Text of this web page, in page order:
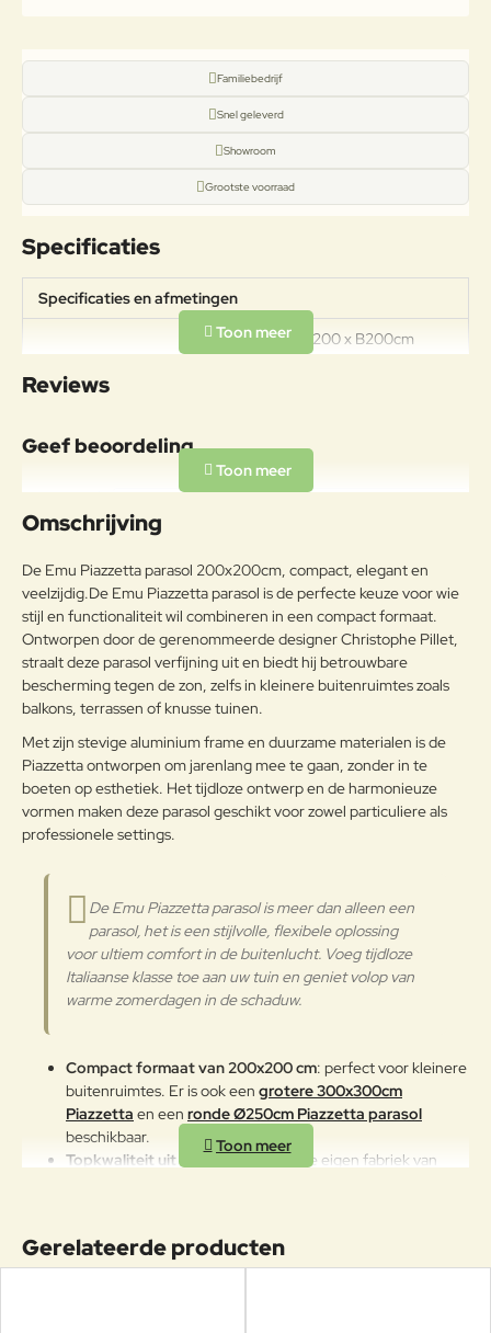
Familiebedrijf
Snel geleverd
Showroom
Grootste voorraad
Specificaties
Specificaties en afmetingen
Specificaties
Afmetingen: L200 x B200cm
Materiaal
Aluminium
Aluminiumlegeringen,
weersomstandigheden te
weerstaan en met poeder gelakt.
Onderhoudsadvies
Aluminium
Om het product lange tijd in
uitstekende staat te houden, raden
regelmatig te reinigen. Verricht de
reiniging vaker op plaatsen die
door een grote vochtigheid of een
zeeklimaat worden gekenmerkt.
langdurige en continue
blootstelling aan intense uv-
straling of aan erg lage
temperaturen kunnen de originele
eigenschappen van de mooie
om de producten wanneer ze
lange tijd niet gebruikt worden of
in de winter te reinigen en op een
beschermde plek op te bergen of
af te dekken met de parasolhoes.
Reviews
Geef beoordeling
Uw naam:
g:
Note:HTML-code wordt niet vertaald!
Waardering:
Waarderin
g:
Verder
Omschrijving
De Emu Piazzetta parasol 200x200cm, compact, elegant en
veelzijdig.De Emu Piazzetta parasol is de perfecte keuze voor wie
stijl en functionaliteit wil combineren in een compact formaat.
Ontworpen door de gerenommeerde designer Christophe Pillet,
straalt deze parasol verfijning uit en biedt hij betrouwbare
bescherming tegen de zon, zelfs in kleinere buitenruimtes zoals
balkons, terrassen of knusse tuinen.
Met zijn stevige aluminium frame en duurzame materialen is de
Piazzetta ontworpen om jarenlang mee te gaan, zonder in te
boeten op esthetiek. Het tijdloze ontwerp en de harmonieuze
vormen maken deze parasol geschikt voor zowel particuliere als
professionele settings.
De Emu Piazzetta parasol is meer dan alleen een
parasol, het is een stijlvolle, flexibele oplossing
voor ultiem comfort in de buitenlucht. Voeg tijdloze
Italiaanse klasse toe aan uw tuin en geniet volop van
warme zomerdagen in de schaduw.
Compact formaat van 200x200 cm: perfect voor kleinere
buitenruimtes. Er is ook een grotere 300x300cm
Piazzetta en een ronde Ø250cm Piazzetta parasol
beschikbaar.
Topkwaliteit uit Italië
: gemaakt in de eigen fabriek van
Stijlvol design: ontworpen door Christophe Pillet.
Gerelateerde producten